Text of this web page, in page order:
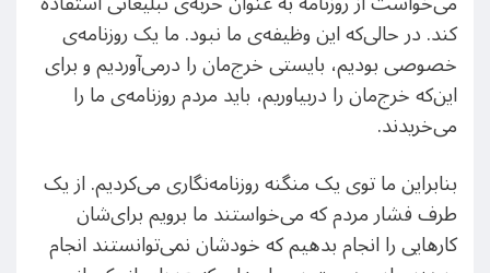
کند. در حالی‌که این وظیفه‌ی ما نبود. ما یک روزنامه‌ی
خصوصی بودیم، بایستی خرج‌مان را درمی‌آوردیم و برای
این‌که خرج‌مان را دربیاوریم، باید مردم روزنامه‌ی ما را
می‌خریدند.
بنابراین ما توی یک منگنه روزنامه‌نگاری می‌کردیم. از یک
طرف فشار مردم که می‌خواستند ما برویم برای‌شان
کارهایی را انجام بدهیم که خودشان نمی‌توانستند انجام